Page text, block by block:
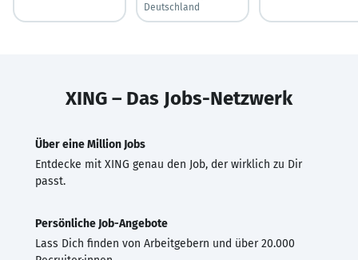
Deutschland
XING – Das Jobs-Netzwerk
Über eine Million Jobs
Entdecke mit XING genau den Job, der wirklich zu Dir
passt.
Persönliche Job-Angebote
Lass Dich finden von Arbeitgebern und über 20.000